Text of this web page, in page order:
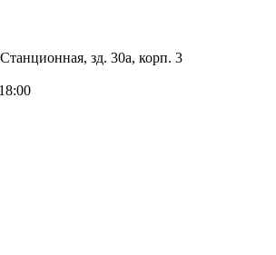
зд. 30а, корп. 3